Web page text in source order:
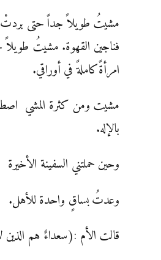
مشيتُ طويلاً جداً حتى
فناجين القهوة. مشيتُ
امرأةً كاملةً في أوراقي.
مشيت ومن كثرة المشي
بالإله.
وحين حملتني السفينة الأخيرة
وعدتُ بساقٍ واحدة للأهل.
قالت الأم :(سعداءٌ هم الذين